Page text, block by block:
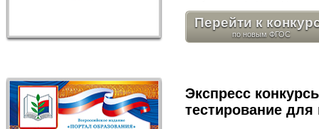
Перейти к
Экспресс
тестирование для